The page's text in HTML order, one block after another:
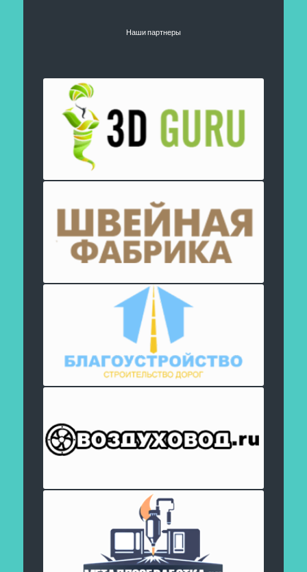
Наши партнеры